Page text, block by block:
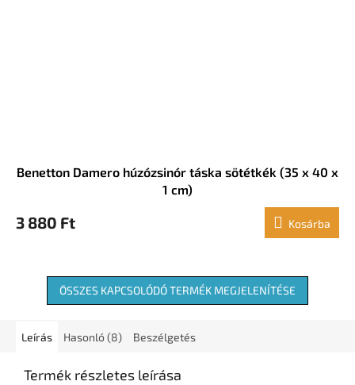
Benetton Damero húzózsinór táska sötétkék (35 x 40 x
1 cm)
3 880 Ft Kosárba
ÖSSZES KAPCSOLÓDÓ TERMÉK MEGJELENÍTÉSE
Leírás Hasonló (8) Beszélgetés
Termék részletes leírása